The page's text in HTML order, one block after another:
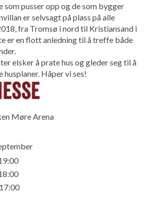
som pusser opp og de som bygger
er selvsagt på plass på alle
fra Tromsø i nord til Kristiansand i
er en flott anledning til å treffe både
elsker å prate hus og gleder seg til å
husplaner. Håper vi ses!
Møre Arena